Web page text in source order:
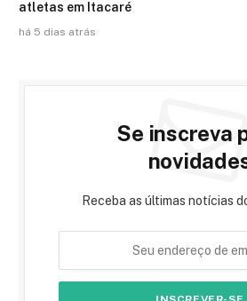
atletas em Itacaré
há 5 dias atrás
Se inscreva
Receba as últimas notícias